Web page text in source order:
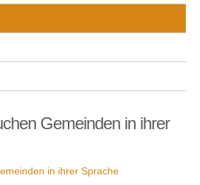
Gemeinden in ihrer
in ihrer Sprache